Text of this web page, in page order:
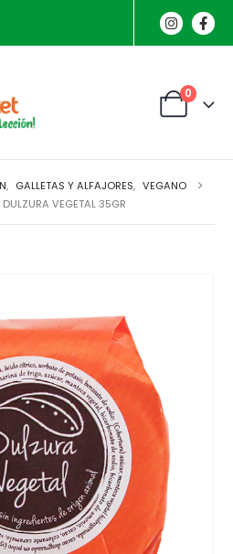
0
, GALLETAS Y ALFAJORES, VEGANO
VEGETAL 35GR